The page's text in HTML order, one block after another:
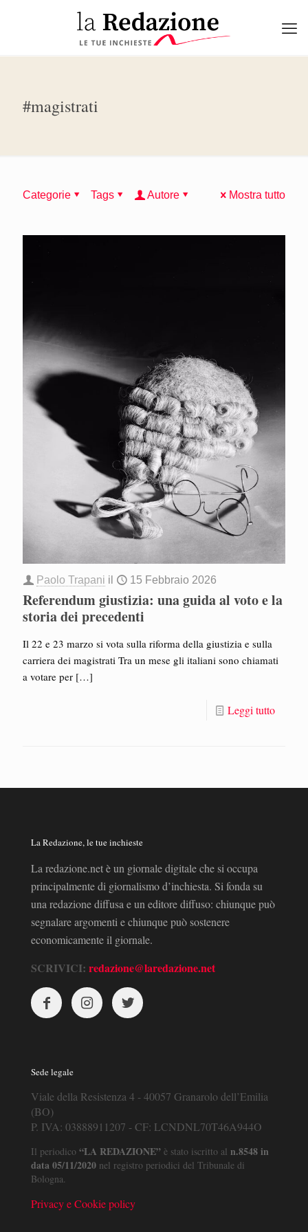
#magistrati
Categorie Tags Autore Mostra tutto
Paolo Trapani il 15 Febbraio 2026
Referendum giustizia: una guida al voto e la
storia dei precedenti
Il 22 e 23 marzo si vota sulla riforma della giustizia e sulla
carriera dei magistrati Tra un mese gli italiani sono chiamati
a votare per […]
Leggi tutto
La Redazione, le tue inchieste
La redazione.net è un giornale digitale che si occupa
principalmente di giornalismo d’inchiesta. Si fonda su
una redazione diffusa e un editore diffuso: chiunque può
segnalare argomenti e chiunque può sostenere
economicamente il giornale.
SCRIVICI: redazione@laredazione.net
Sede legale
Viale della Resistenza 4 - 40057 Granarolo dell’Emilia
(BO)
P. IVA: 03888911207 - CF: LCNDNL70T46A944O
Il periodico “LA REDAZIONE” è stato iscritto al n.8548 in
data 05/11/2020 nel registro periodici del Tribunale di
Bologna.
Privacy e Cookie policy